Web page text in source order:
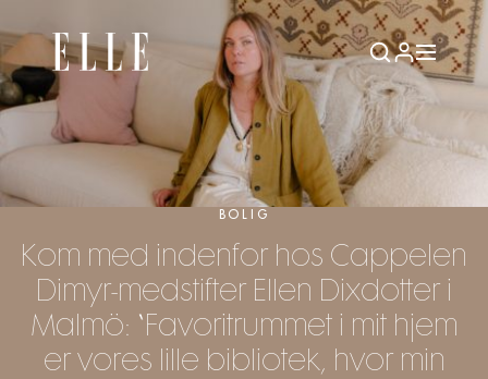
BOLIG
Kom med indenfor hos Cappelen
Dimyr-medstifter Ellen Dixdotter i
Malmö: “Favoritrummet i mit hjem
er vores lille bibliotek, hvor min